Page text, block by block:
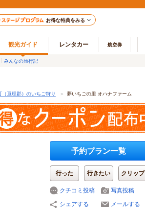
お得な特典をみる
観光ガイド レンタカー 航空券
みんなの旅行記
（亘理郡）のいちご狩り ＞ 夢いちごの里 オハナファーム
予約プラン一覧
行った 行きたい クリップ
クチコミ投稿
写真投稿
シェアする
メールする